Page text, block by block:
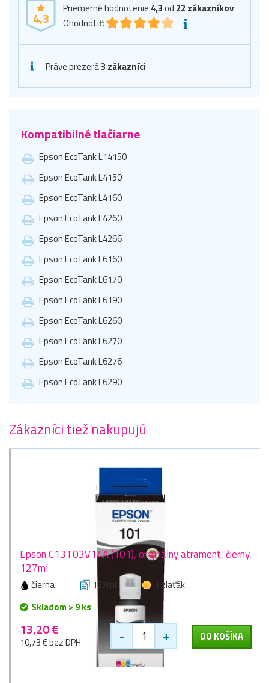
4,3
Priemerné hodnotenie 4,3od 22 zákazníkov
Ohodnotiť:
Práve prezerá3 zákazníci
Kompatibilné tlačiarne
Epson EcoTank L14150
Epson EcoTank L4150
Epson EcoTank L4160
Epson EcoTank L4260
Epson EcoTank L4266
Epson EcoTank L6160
Epson EcoTank L6170
Epson EcoTank L6190
Epson EcoTank L6260
Epson EcoTank L6270
Epson EcoTank L6276
Epson EcoTank L6290
Zákazníci tiež nakupujú
Epson C13T03V14A (101), originálny atrament, čierny,
127ml
čierna 127ml
1 zlaťák
Skladom > 9 ks
13,20 €
10,73 € bez DPH - + DO KOŠÍKA